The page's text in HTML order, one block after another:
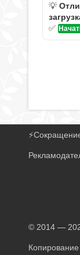
💡
✅
⚡
© 2014 —